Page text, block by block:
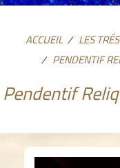
ACCUEIL LES
PENDENTIF
Pendentif